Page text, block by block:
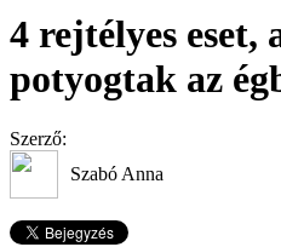
4 rejtélyes
potyogtak az
Szerző:
Szabó Anna